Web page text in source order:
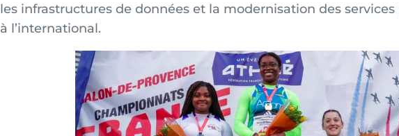
les infrastructures de données et la modernisation des
à l’international.